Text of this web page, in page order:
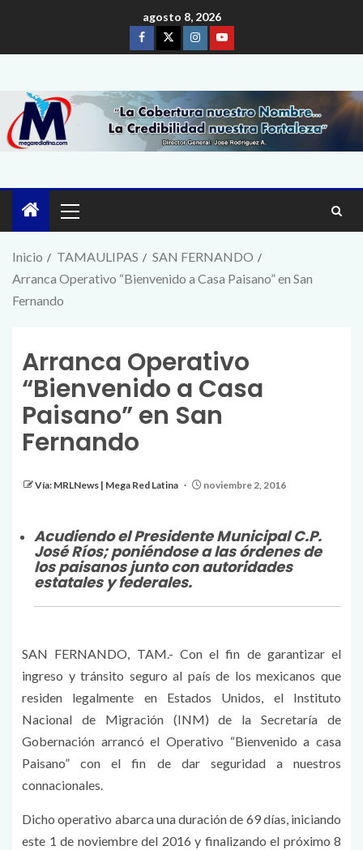
agosto 8, 2026
Inicio TAMAULIPAS
SAN FERNANDO
Arranca Operativo “Bienvenido a Casa Paisano” en San
Fernando
Arranca Operativo
“Bienvenido a Casa
Paisano” en San
Fernando
Vía: MRLNews | Mega Red Latina noviembre 2, 2016
Acudiendo el Presidente Municipal C.P.
José Ríos; poniéndose a las órdenes de
los paisanos junto con autoridades
estatales y federales.
SAN FERNANDO, TAM.- Con el fin de garantizar el
ingreso y tránsito seguro al país de los mexicanos que
residen legalmente en Estados Unidos, el Instituto
Nacional de Migración (INM) de la Secretaría de
Gobernación arrancó el Operativo “Bienvenido a casa
Paisano” con el fin de dar seguridad a nuestros
connacionales.
Dicho operativo abarca una duración de 69 días, iniciando
este 1 de noviembre del 2016 y finalizando el próximo 8